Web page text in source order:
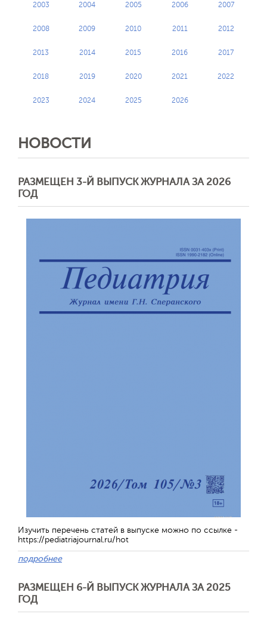
2003 2004 2005 2006 2007
2008 2009 2010 2011 2012
2013 2014 2015 2016 2017
2018 2019 2020 2021 2022
2023 2024 2025 2026
НОВОСТИ
РАЗМЕЩЕН 3-Й ВЫПУСК ЖУРНАЛА ЗА 2026
ГОД
Изучить перечень статей в выпуске можно по ссылке -
https://pediatriajournal.ru/hot
подробнее
РАЗМЕЩЕН 6-Й ВЫПУСК ЖУРНАЛА ЗА 2025
ГОД